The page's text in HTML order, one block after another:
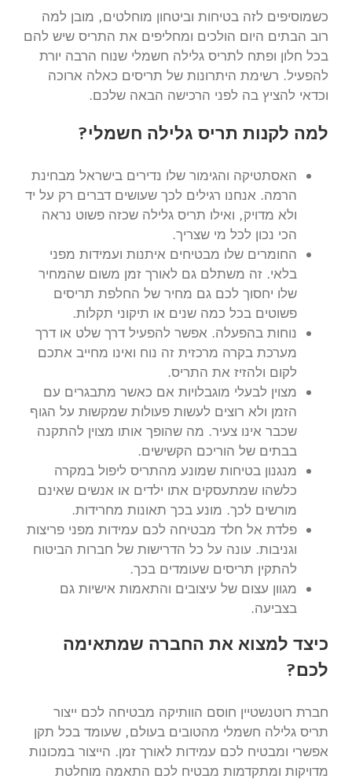
כשמוסיפים לזה בטיחות וביטחון מוחלטים, מובן למה
רוב הבתים היום הולכים ומחליפים את התריס שיש להם
בכל חלון ופתח לתריס גלילה חשמלי שנוח הרבה יורת
להפעיל. רשימת היתרונות של תריסים כאלה ארוכה
וכדאי להציץ בה לפני הרכישה הבאה שלכם.
למה לקנות תריס גלילה חשמלי?
האסתטיקה והגימור שלו נדירים בישראל מבחינת
הרמה. אנחנו רגילים לכך שעושים דברים רק על יד
ולא מדויק, ואילו תריס גלילה שכזה פשוט נראה
הכי נכון לכל מי שצריך.
החומרים שלו מבטיחים איתנות ועמידות מפני
בלאי. זה משתלם גם לאורך זמן משום שהמחיר
שלו יחסוך לכם גם מחיר של החלפת תריסים
פשוטים בכל כמה שנים או תיקוני תקלות.
נוחות בהפעלה. אפשר להפעיל דרך שלט או דרך
מערכת בקרה מרכזית זה נוח ואינו מחייב אתכם
לקום ולהזיז את התריס.
מצוין לבעלי מוגבלויות אם כאשר מתבגרים עם
הזמן ולא רוצים לעשות פעולות שמקשות על הגוף
שכבר אינו צעיר. מה שהופך אותו מצוין להתקנה
בבתים של הוריכם הקשישים.
מנגנון בטיחות שמונע מהתריס ליפול במקרה
כלשהו שמתעסקים אתו ילדים או אנשים שאינם
מורשים לכך. מונע בכך תאונות מחרידות.
פלדת אל חלד מבטיחה לכם עמידות מפני פריצות
וגניבות. עונה על כל הדרישות של חברות הביטוח
להתקין תריסים שעומדים בכך.
מגוון עצום של עיצובים והתאמות אישיות גם
בצביעה.
כיצד למצוא את החברה שמתאימה
לכם?
חברת רוטנשטיין חוסם הוותיקה מבטיחה לכם ייצור
תריס גלילה חשמלי מהטובים בעולם, שעומד בכל תקן
אפשרי ומבטיח לכם עמידות לאורך זמן. הייצור במכונות
מדויקות ומתקדמות מבטיח לכם התאמה מוחלטת